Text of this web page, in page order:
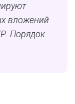
вложений
Порядок